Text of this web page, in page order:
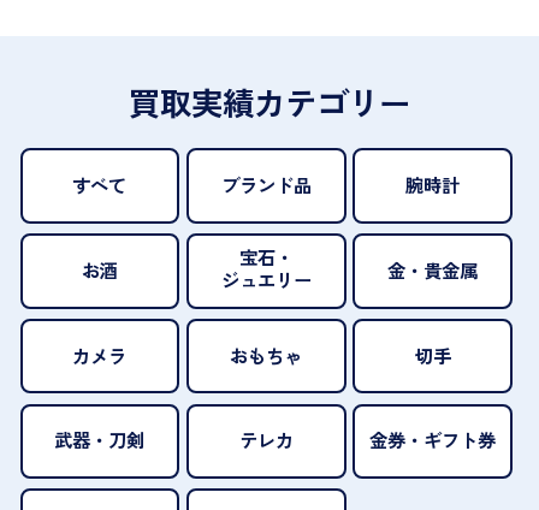
買取実績カテゴリー
すべて ブランド品 腕時計
お酒
宝石・
ジュエリー
金・貴金属
カメラ おもちゃ 切手
武器・刀剣 テレカ 金券・ギフト券